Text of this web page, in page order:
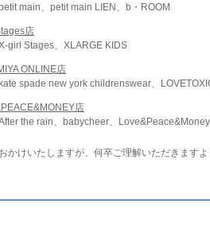
main、petit main LIEN、b・ROOM
店
girl Stages、XLARGE KIDS
ONLINE店
spade new york childrenswear、
店
the rain、babycheer、
かけいたしますが、何卒ご理解いただきますよ